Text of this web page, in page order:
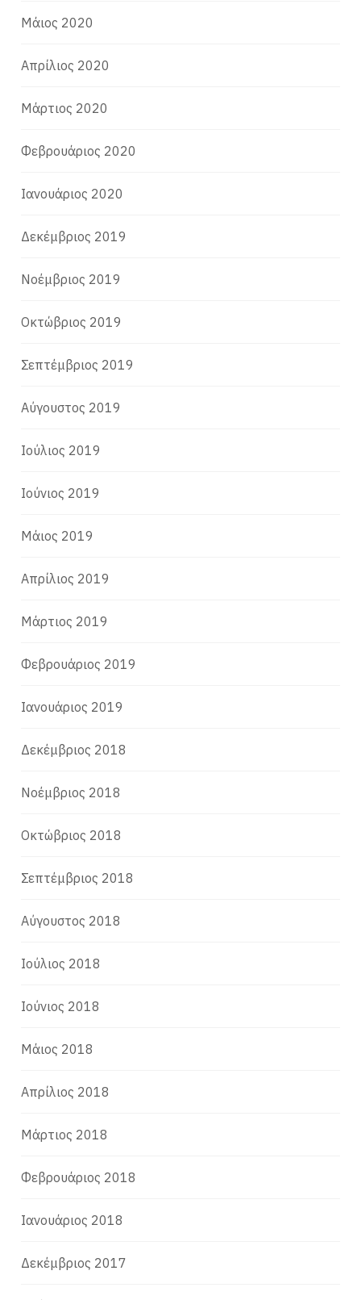
Μάιος 2020
Απρίλιος 2020
Μάρτιος 2020
Φεβρουάριος 2020
Ιανουάριος 2020
Δεκέμβριος 2019
Νοέμβριος 2019
Οκτώβριος 2019
Σεπτέμβριος 2019
Αύγουστος 2019
Ιούλιος 2019
Ιούνιος 2019
Μάιος 2019
Απρίλιος 2019
Μάρτιος 2019
Φεβρουάριος 2019
Ιανουάριος 2019
Δεκέμβριος 2018
Νοέμβριος 2018
Οκτώβριος 2018
Σεπτέμβριος 2018
Αύγουστος 2018
Ιούλιος 2018
Ιούνιος 2018
Μάιος 2018
Απρίλιος 2018
Μάρτιος 2018
Φεβρουάριος 2018
Ιανουάριος 2018
Δεκέμβριος 2017